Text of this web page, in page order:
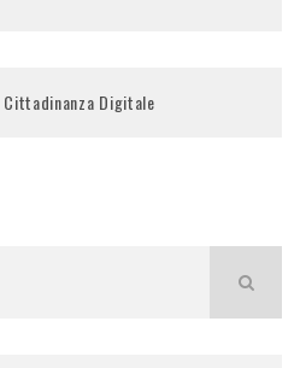
Cittadinanza Digitale